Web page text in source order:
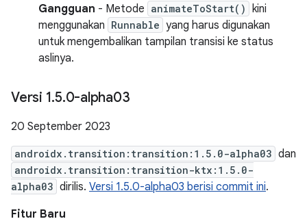
Gangguan - Metode animateToStart() kini
menggunakan Runnable yang harus digunakan
untuk mengembalikan tampilan transisi ke status
aslinya.
Versi 1.5.0-alpha03
20 September 2023
androidx.transition:transition:1.5.0-alpha03 dan
androidx.transition:transition-ktx:1.5.0-
alpha03 dirilis. Versi 1.5.0-alpha03 berisi commit ini.
Fitur Baru